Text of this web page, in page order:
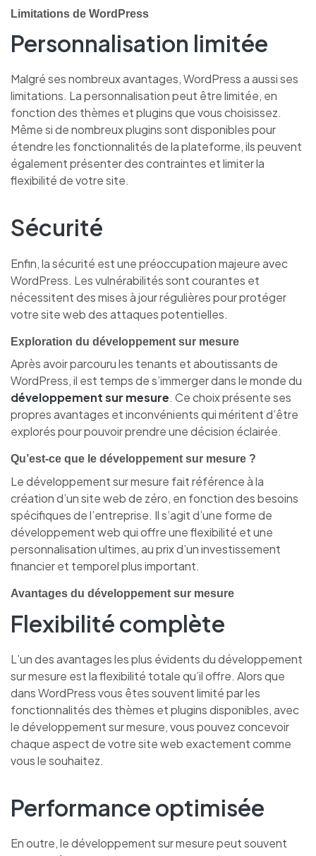
Limitations de WordPress
Personnalisation limitée
Malgré ses nombreux avantages, WordPress a aussi ses
limitations. La personnalisation peut être limitée, en
fonction des thèmes et plugins que vous choisissez.
Même si de nombreux plugins sont disponibles pour
étendre les fonctionnalités de la plateforme, ils peuvent
également présenter des contraintes et limiter la
flexibilité de votre site.
Sécurité
Enfin, la sécurité est une préoccupation majeure avec
WordPress. Les vulnérabilités sont courantes et
nécessitent des mises à jour régulières pour protéger
votre site web des attaques potentielles.
Exploration du développement sur mesure
Après avoir parcouru les tenants et aboutissants de
WordPress, il est temps de s’immerger dans le monde du
développement sur mesure. Ce choix présente ses
propres avantages et inconvénients qui méritent d’être
explorés pour pouvoir prendre une décision éclairée.
Qu’est-ce que le développement sur mesure ?
Le développement sur mesure fait référence à la
création d’un site web de zéro, en fonction des besoins
spécifiques de l’entreprise. Il s’agit d’une forme de
développement web qui offre une flexibilité et une
personnalisation ultimes, au prix d’un investissement
financier et temporel plus important.
Avantages du développement sur mesure
Flexibilité complète
L’un des avantages les plus évidents du développement
sur mesure est la flexibilité totale qu’il offre. Alors que
dans WordPress vous êtes souvent limité par les
fonctionnalités des thèmes et plugins disponibles, avec
le développement sur mesure, vous pouvez concevoir
chaque aspect de votre site web exactement comme
vous le souhaitez.
Performance optimisée
En outre, le développement sur mesure peut souvent